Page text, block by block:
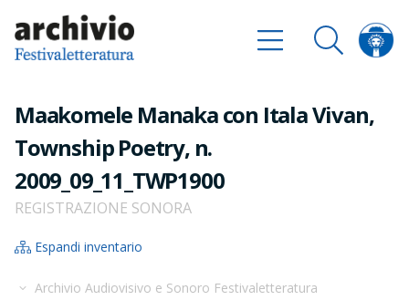
Maakomele Manaka con Itala Vivan,
Township Poetry, n.
2009_09_11_TWP1900
REGISTRAZIONE SONORA
Espandi inventario
Archivio Audiovisivo e Sonoro Festivaletteratura